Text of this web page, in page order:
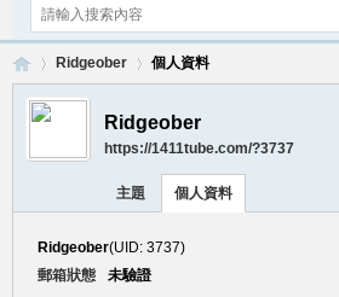
›
Ridgeober 個人資料
Ridgeober
https://1411tube.com/?3737
主題 個人資料
Ridgeober(UID: 3737)
郵箱狀態
未驗證